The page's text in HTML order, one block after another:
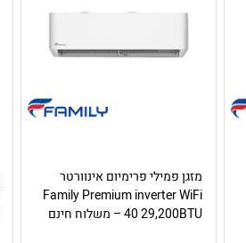
מזגן פמילי פרימיום אינוורטר
Family Premium inverter WiFi
40 29,200BTU – משלוח חינם